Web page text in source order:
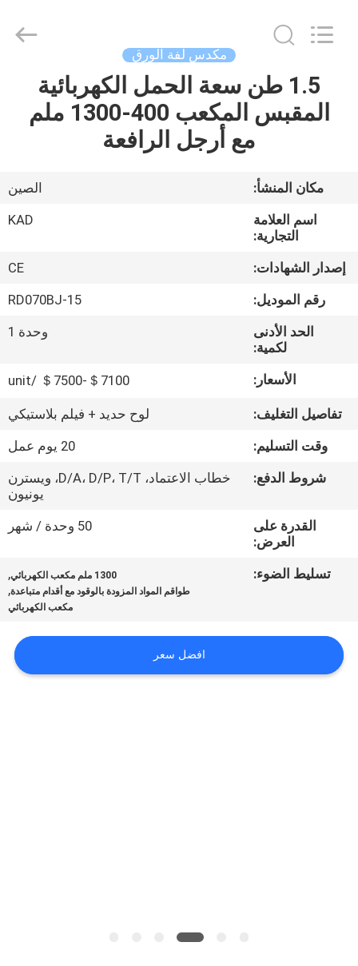
الصفحة
الرئيسية
أشرطة
معلومات
المعمل
مراقبة
أخبار
اطلب
Machinery
Co.,Ltd.
مكدس لفة الورق
1.5 طن سعة الحمل الكهربائية
المقبس المكعب 400-1300 ملم
مع أرجل الرافعة
مكان المنشأ:
الصين
اسم العلامة
التجارية:
KAD
إصدار الشهادات:
CE
رقم الموديل:
RD070BJ-15
الحد الأدنى
لكمية:
وحدة 1
الأسعار: ＄7100-＄7500 /unit
تفاصيل التغليف:
لوح حديد + فيلم بلاستيكي
وقت التسليم:
20 يوم عمل
شروط الدفع:
خطاب الاعتماد، D/A، D/P، T/T، ويسترن
يونيون
القدرة على
العرض:
50 وحدة / شهر
تسليط الضوء: 1300 ملم مكعب الكهربائي ,
طواقم المواد المزودة بالوقود مع أقدام متباعدة,
مكعب الكهربائي
افضل سعر